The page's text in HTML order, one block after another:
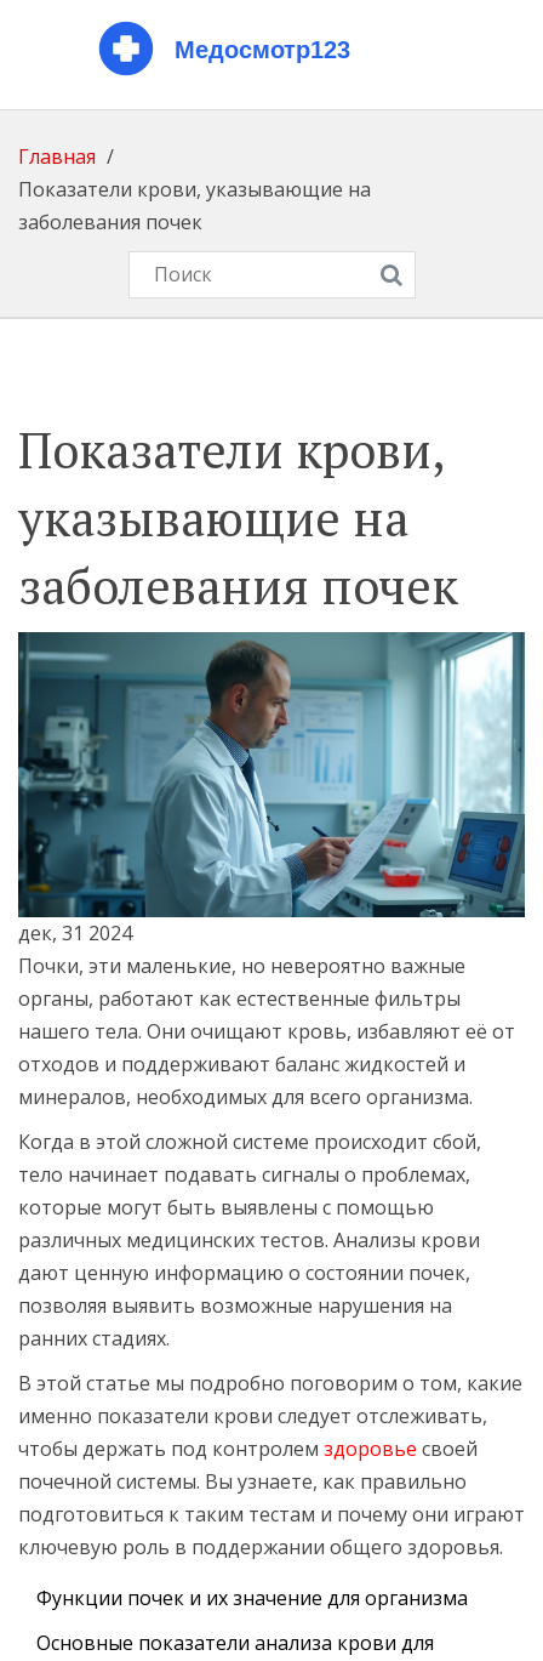
Главная
Показатели крови, указывающие на
заболевания почек
Показатели крови,
указывающие на
заболевания почек
дек, 31 2024
Почки, эти маленькие, но невероятно важные
органы, работают как естественные фильтры
нашего тела. Они очищают кровь, избавляют её от
отходов и поддерживают баланс жидкостей и
минералов, необходимых для всего организма.
Когда в этой сложной системе происходит сбой,
тело начинает подавать сигналы о проблемах,
которые могут быть выявлены с помощью
различных медицинских тестов. Анализы крови
дают ценную информацию о состоянии почек,
позволяя выявить возможные нарушения на
ранних стадиях.
В этой статье мы подробно поговорим о том, какие
именно показатели крови следует отслеживать,
чтобы держать под контролем здоровье своей
почечной системы. Вы узнаете, как правильно
подготовиться к таким тестам и почему они играют
ключевую роль в поддержании общего здоровья.
Функции почек и их значение для организма
Основные показатели анализа крови для